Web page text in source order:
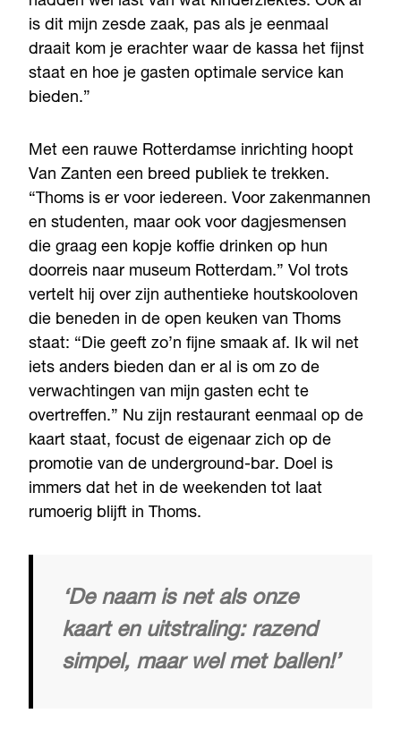
is dit mijn zesde zaak, pas als je eenmaal
draait kom je erachter waar de kassa het fijnst
staat en hoe je gasten optimale service kan
bieden.”
Met een rauwe Rotterdamse inrichting hoopt
Van Zanten een breed publiek te trekken.
“Thoms is er voor iedereen. Voor zakenmannen
en studenten, maar ook voor dagjesmensen
die graag een kopje koffie drinken op hun
doorreis naar museum Rotterdam.” Vol trots
vertelt hij over zijn authentieke houtskooloven
die beneden in de open keuken van Thoms
staat: “Die geeft zo’n fijne smaak af. Ik wil net
iets anders bieden dan er al is om zo de
verwachtingen van mijn gasten echt te
overtreffen.” Nu zijn restaurant eenmaal op de
kaart staat, focust de eigenaar zich op de
promotie van de underground-bar. Doel is
immers dat het in de weekenden tot laat
rumoerig blijft in Thoms.
‘De naam is net als onze
kaart en uitstraling: razend
simpel, maar wel met ballen!’